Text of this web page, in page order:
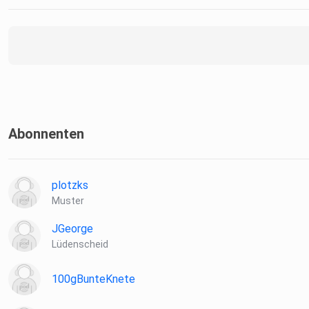
Abonnenten
plotzks
Muster
JGeorge
Lüdenscheid
100gBunteKnete